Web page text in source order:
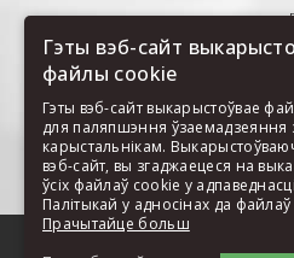
Гэты вэб-сайт
файлы cookie
Гэты вэб-сайт выкарыстоўвае
для паляпшэння ўзаемадзеяння
карыстальнікам.
вэб-сайт, вы згаджаецеся на
ўсіх файлаў cookie у
Палітыкай у адносінах да
Прачытайце больш